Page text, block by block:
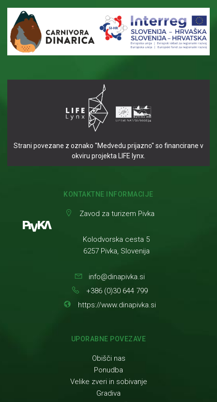
Strani povezane z oznako "Medvedu prijazno" so financirane v
okviru projekta LIFE lynx.
KONTAKTNE INFORMACIJE
Zavod za turizem Pivka
Kolodvorska cesta 5
6257 Pivka, Slovenija
info@dinapivka.si
+386 (0)30 644 799
https://www.dinapivka.si
UPORABNE POVEZAVE
Obišči nas
Ponudba
Velike zveri in sobivanje
Gradiva